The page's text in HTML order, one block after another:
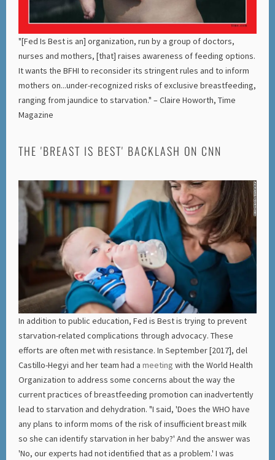
"[Fed Is Best is an] organization, run by a group of doctors,
nurses and mothers, [that] raises awareness of feeding options.
It wants the BFHI to reconsider its stringent rules and to inform
mothers on...under-recognized risks of exclusive breastfeeding,
ranging from jaundice to starvation." – Claire Howorth, Time
Magazine
THE 'BREAST IS BEST' BACKLASH ON CNN
In addition to public education, Fed is Best is trying to prevent
starvation-related complications through advocacy. These
efforts are often met with resistance. In September [2017], del
Castillo-Hegyi and her team had ameeting with the World Health
Organization to address some concerns about the way the
current practices of breastfeeding promotion can inadvertently
lead to starvation and dehydration. "I said, 'Does the WHO have
any plans to inform moms of the risk of insufficient breast milk
so she can identify starvation in her baby?' And the answer was
'No, our experts had not identified that as a problem.' I was